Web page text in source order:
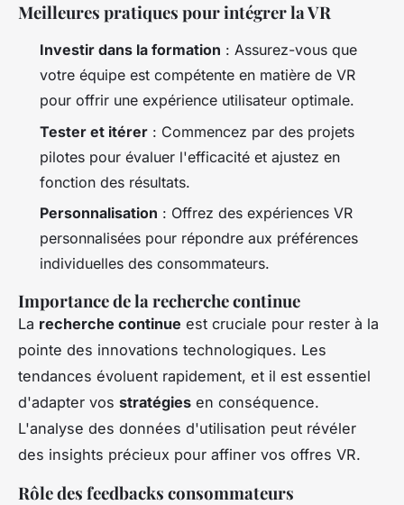
Meilleures pratiques pour intégrer la VR
Investir dans la formation : Assurez-vous que
votre équipe est compétente en matière de VR
pour offrir une expérience utilisateur optimale.
Tester et itérer : Commencez par des projets
pilotes pour évaluer l'efficacité et ajustez en
fonction des résultats.
Personnalisation : Offrez des expériences VR
personnalisées pour répondre aux préférences
individuelles des consommateurs.
Importance de la recherche continue
La recherche continue est cruciale pour rester à la
pointe des innovations technologiques. Les
tendances évoluent rapidement, et il est essentiel
d'adapter vos stratégies en conséquence.
L'analyse des données d'utilisation peut révéler
des insights précieux pour affiner vos offres VR.
Rôle des feedbacks consommateurs